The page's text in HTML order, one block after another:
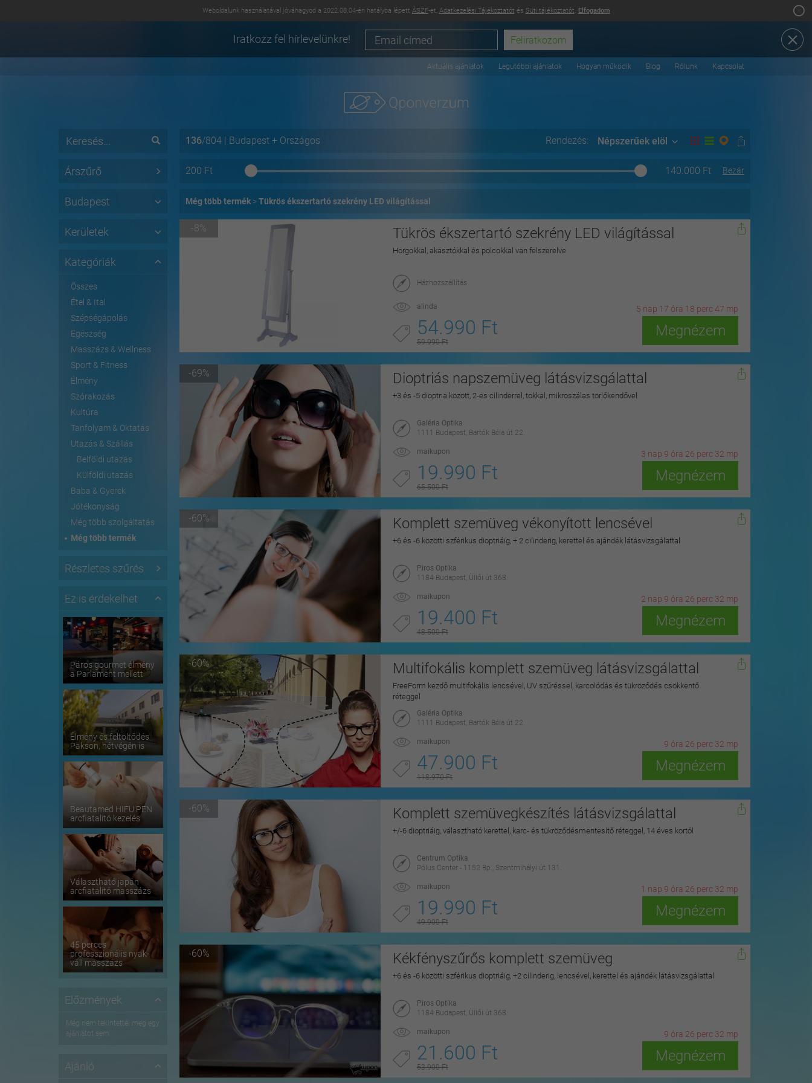
Weboldalunk használatával jóváhagyod a 2022.08.04-én hatályba lépett ÁSZF-et, Adatkezelési Tájékoztatót és Süti tájékoztatót. Elfogadom
Iratkozz fel hírlevelünkre!
Aktuális ajánlatok Legutóbbi ajánlatok Hogyan működik Blog Rólunk Kapcsolat
Árszűrő
Budapest
Kerületek
Kategóriák
Összes
Étel & Ital
Szépségápolás
Egészség
Masszázs & Wellness
Sport & Fitness
Élmény
Szórakozás
Kultúra
Tanfolyam & Oktatás
Utazás & Szállás
Belföldi utazás
Külföldi utazás
Baba & Gyerek
Jótékonyság
Még több szolgáltatás
Még több termék
Részletes szűrés
Ez is érdekelhet
Páros gourmet élmény
a Parlament mellett
Élmény és feltöltődés
Pakson, hétvégén is
Beautamed HIFU PEN
arcfiatalító kezelés
Választható japán
arcfiatalító masszázs
45 perces
professzionális nyak-
váll masszázs
Előzmények
Még nem tekintettél meg egy
ajánlatot sem
Ajánló
136/804 | Budapest + Országos Rendezés: Népszerűek elöl
200 Ft Bezár
140.000 Ft
Még több termék Tükrös ékszertartó szekrény LED világítással
-8% Tükrös ékszertartó szekrény LED világítással
Horgokkal, akasztókkal és polcokkal van felszerelve
Házhozszállítás
alinda 5 nap 17 óra 18 perc45 mp
54.990 Ft
59.990 Ft
Megnézem
-69% Dioptriás napszemüveg látásvizsgálattal
+3 és -5 dioptria között, 2-es cilinderrel, tokkal, mikroszálas törlőkendővel
Galéria Optika
1111 Budapest, Bartók Béla út 22.
maikupon 3 nap 9 óra 26 perc 30 mp
19.990 Ft
65.500 Ft
Megnézem
-60% Komplett szemüveg vékonyított lencsével
+6 és -6 közötti szférikus dioptriáig, + 2 cilinderig, kerettel és ajándék látásvizsgálattal
Piros Optika
1184 Budapest, Üllői út 368.
maikupon 2 nap 9 óra 26 perc 30 mp
19.400 Ft
48.500 Ft
Megnézem
-60% Multifokális komplett szemüveg látásvizsgálattal
FreeForm kezdő multifokális lencsével, UV szűréssel, karcolódás és tükröződés csökkentő
réteggel
Galéria Optika
1111 Budapest, Bartók Béla út 22.
maikupon 9 óra 26 perc 30 mp
47.900 Ft
118.970 Ft
Megnézem
-60% Komplett szemüvegkészítés látásvizsgálattal
+/-6 dioptriáig, választható kerettel, karc- és tükröződésmentesítő réteggel, 14 éves kortól
Centrum Optika
Pólus Center - 1152 Bp., Szentmihályi út 131.
maikupon 1 nap 9 óra 26 perc 30 mp
19.990 Ft
49.900 Ft
Megnézem
-60% Kékfényszűrős komplett szemüveg
+6 és -6 közötti szférikus dioptriáig, +2 cilinderig, lencsével, kerettel és ajándék látásvizsgálattal
Piros Optika
1184 Budapest, Üllői út 368.
maikupon 9 óra 26 perc 30 mp
21.600 Ft
53.900 Ft
Megnézem